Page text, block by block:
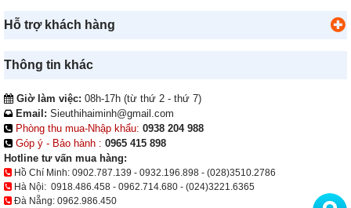
Hỗ trợ khách hàng
Thông tin khác
Giờ làm việc: 08h-17h (từ thứ 2 - thứ 7)
Email: Sieuthihaiminh@gmail.com
Phòng thu mua-Nhập khẩu: 0938 204 988
Góp ý - Bảo hành : 0965 415 898
Hotline tư vấn mua hàng:
Hồ Chí Minh: 0902.787.139 - 0932.196.898 - (028)3510.2786
Hà Nội: 0918.486.458 - 0962.714.680 - (024)3221.6365
Đà Nẵng: 0962.986.450